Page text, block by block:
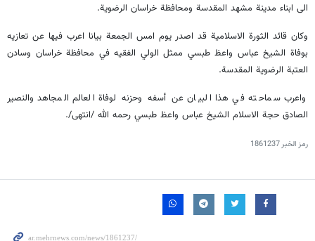
الى ابناء مدينة مشهد المقدسة ومحافظة خراسان الرضوية.
وكان قائد الثورة الاسلامية قد اصدر يوم امس الجمعة بيانا اعرب فيها عن تعازيه
بوفاة الشيخ عباس واعظ طبسي ممثل الولي الفقيه في محافظة خراسان وسادن
العتبة الرضوية المقدسة.
واعرب سماحته في هذا البيان عن أسفه وحزنه لوفاة العالم المجاهد والنصير
الصادق حجة الاسلام الشيخ عباس واعظ طبسي رحمه الله /انتهى/.
رمز الخبر1861237